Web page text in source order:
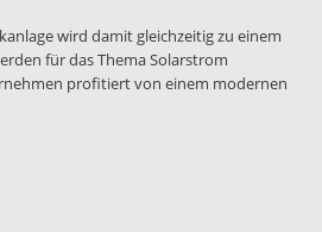
wird damit gleichzeitig zu einem
für das Thema Solarstrom
profitiert von einem modernen